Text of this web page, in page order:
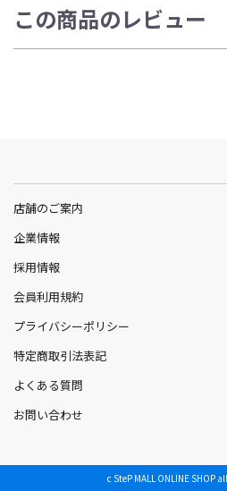
この商品のレビュー
店舗のご案内
企業情報
採用情報
会員利用規約
プライバシーポリシー
特定商取引法表記
よくある質問
お問い合わせ
c SteP MALL ONLINE SHOP